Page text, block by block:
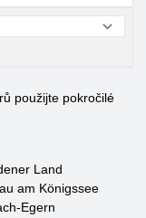
použijte pokročilé
Land
am Königssee
Egern